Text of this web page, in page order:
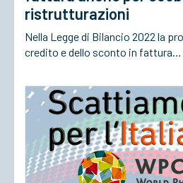
ristrutturazioni
Nella Legge di Bilancio 2022 la
credito e dello sconto in fattura…